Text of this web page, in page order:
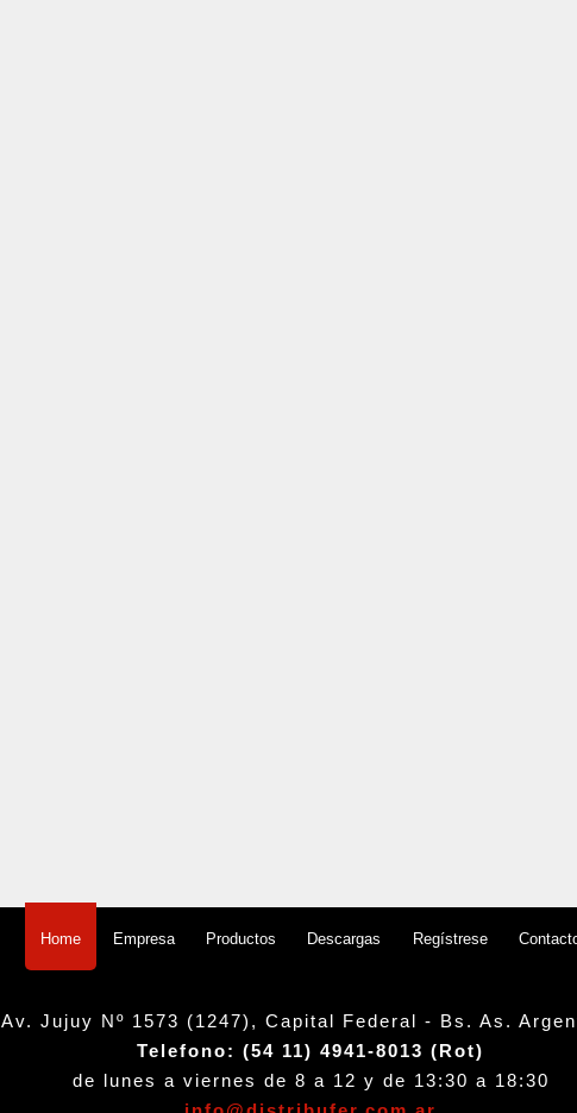
Home Empresa Productos Descargas Regístrese
Av. Jujuy Nº 1573 (1247), Capital Federal - Bs. As.
Telefono: (54 11) 4941-8013 (Rot)
de lunes a viernes de 8 a 12 y de 13:30 a 18:30